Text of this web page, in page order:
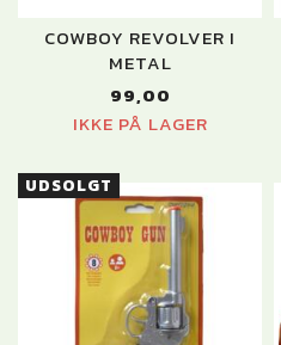
COWBOY REVOLVER I
METAL
99,00
IKKE PÅ LAGER
UDSOLGT